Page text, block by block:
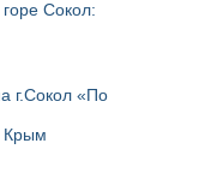
Сокол:
г.Сокол «По
Крым